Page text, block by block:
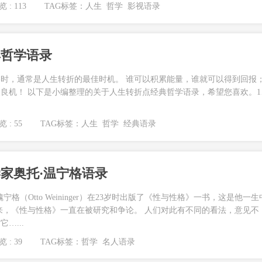
: 113 TAG标签： 人生 哲学 影视语录
学语录
，通常是人生转折的最佳时机。 谁可以积累能量，谁就可以得到回报
机！ 以下是小编整理的关于人生转折点经典哲学语录，希望您喜欢。
: 55 TAG标签： 人生 哲学 经典语录
奥托·温宁格语录
格（Otto Weininger）在23岁时出版了《性与性格》一书，这是他一生
《性与性格》一直在被研究和争论。 人们对此有不同的看法，意见不
…...
: 39 TAG标签：哲学 名人语录